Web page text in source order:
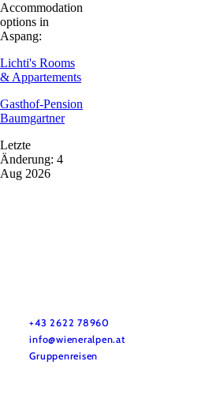
Accommodation
options in
Aspang:
Lichti's Rooms
& Appartements
Gasthof-Pension
Baumgartner
Letzte
Änderung: 4
Aug 2026
+43 2622 78960
info@wieneralpen.at
Gruppenreisen